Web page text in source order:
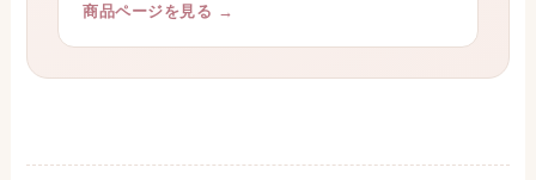
商品ページを見る →